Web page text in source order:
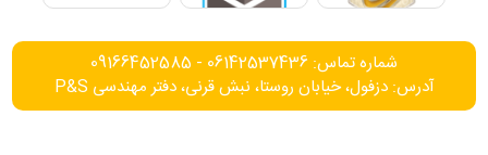
شماره تماس: 06142537436 - 09166452585
آدرس: دزفول، خیابان روستا، نبش قرنی، دفتر مهندسی P&S